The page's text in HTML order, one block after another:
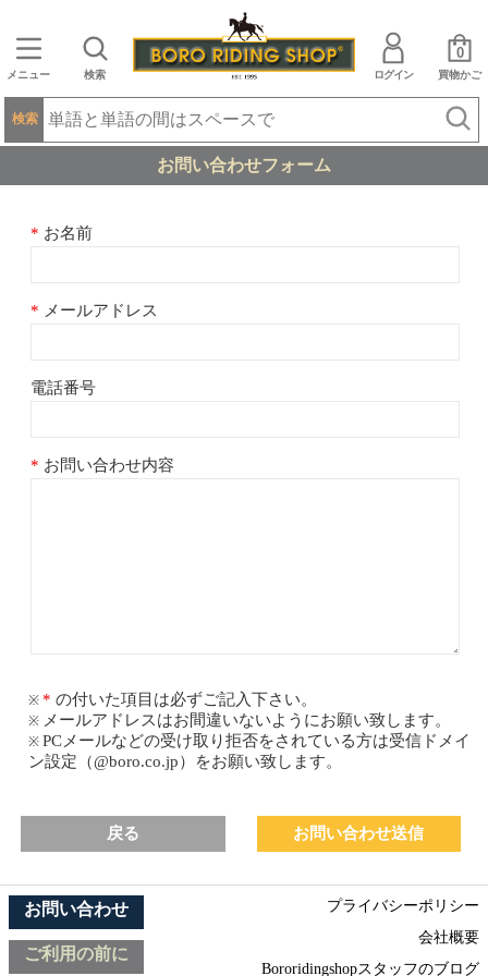
メニュー 検索 ログイン 買物かご
0
検索
お問い合わせフォーム
お名前
メールアドレス
電話番号
お問い合わせ内容
の付いた項目は必ずご記入下さい。
メールアドレスはお間違いないようにお願い致します。
PCメールなどの受け取り拒否をされている方は受信ドメイ
ン設定（@boro.co.jp）をお願い致します。
戻る
お問い合わせ
ご利用の前に
プライバシーポリシー
会社概要
Bororidingshopスタッフのブログ